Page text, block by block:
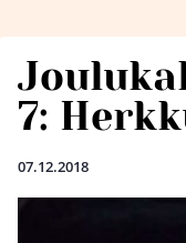
7:
07.12.2018